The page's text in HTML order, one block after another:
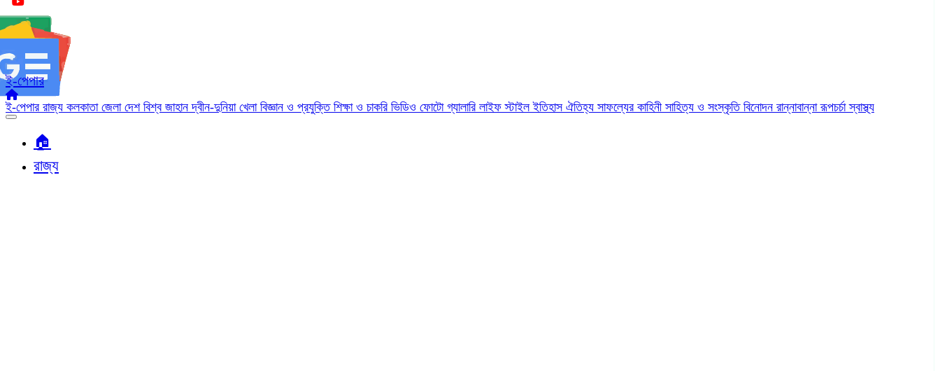
ই-পেপার
ই-পেপার রাজ্য কলকাতা জেলা দেশ বিশ্ব জাহানদ্বীন-দুনিয়া খেলা বিজ্ঞান ও প্রযুক্তি শিক্ষা ও চাকরি ভিডিও ফোটো গ্যালারি লাইফ স্টাইলইতিহাস ঐতিহ্য সাফল্যের কাহিনী সাহিত্য ও সংস্কৃতি বিনোদন রান্নাবান্নারূপচর্চাস্বাস্থ্য
🏠︎
রাজ্য